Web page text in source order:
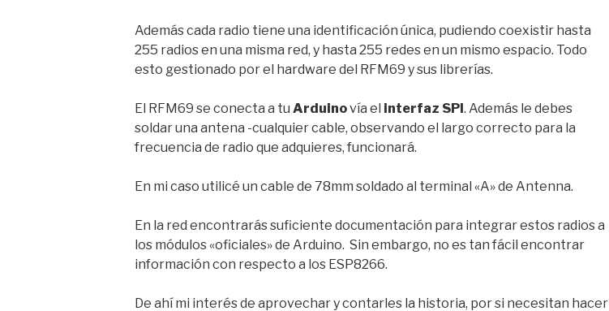
Además cada radio tiene una identificación única, pudiendo coexistir hasta
255 radios en una misma red, y hasta 255 redes en un mismo espacio. Todo
esto gestionado por el hardware del RFM69 y sus librerías.
El RFM69 se conecta a tuArduinovía el interfaz SPI. Además le debes
soldar una antena -cualquier cable, observando el largo correcto para la
frecuencia de radio que adquieres, funcionará.
En mi caso utilicé un cable de 78mm soldado al terminal «A» de Antenna.
En la red encontrarás suficiente documentación para integrar estos radios a
los módulos «oficiales» de Arduino. Sin embargo, no es tan fácil encontrar
información con respecto a los ESP8266.
De ahí mi interés de aprovechar y contarles la historia, por si necesitan hacer